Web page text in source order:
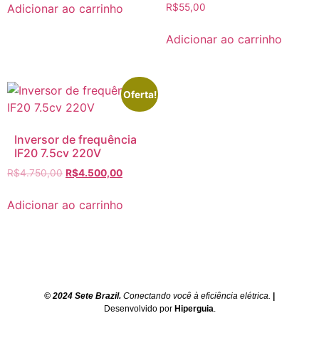
Adicionar ao carrinho R$55,00
Adicionar ao carrinho
Oferta!
Inversor de frequência
IF20 7.5cv 220V
R$4.750,00 R$4.500,00
Adicionar ao carrinho
© 2024 Sete Brazil. Conectando você à eficiência elétrica. |
Desenvolvido por Hiperguia